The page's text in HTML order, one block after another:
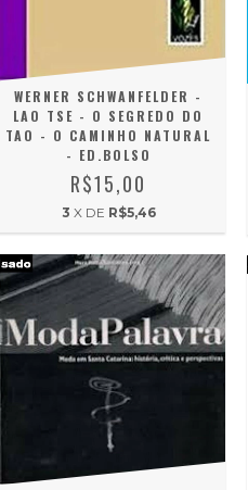
WERNER SCHWANFELDER -
LAO TSE - O SEGREDO DO
TAO - O CAMINHO NATURAL
- ED.BOLSO
R$15,00
3 X DE R$5,46